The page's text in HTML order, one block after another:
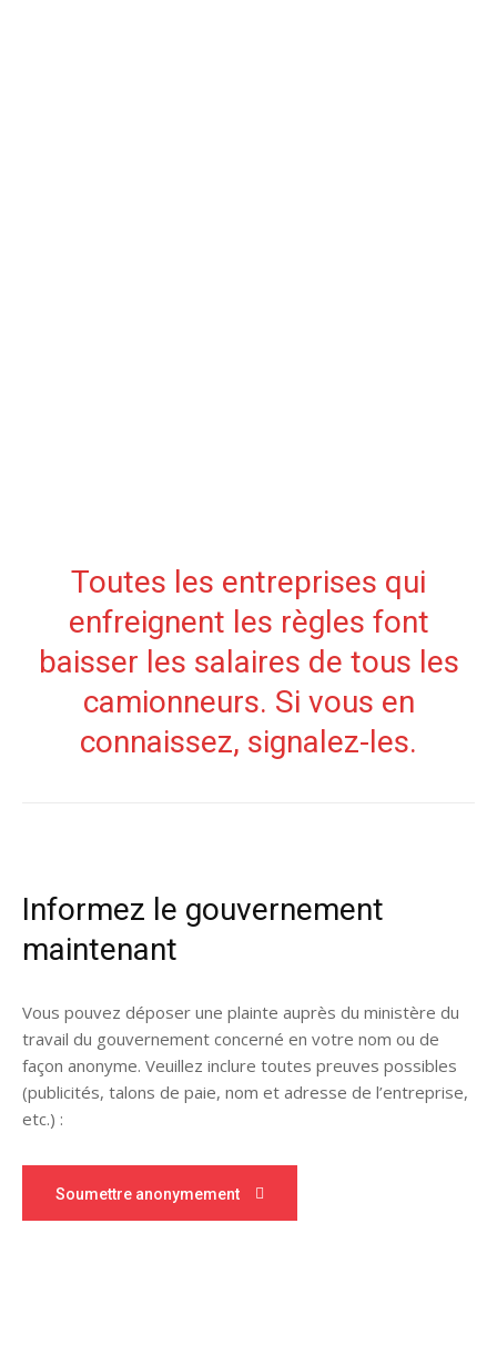
Toutes les entreprises qui
enfreignent les règles font
baisser les salaires de tous les
camionneurs. Si vous en
connaissez, signalez-les.
Informez le gouvernement
maintenant
Vous pouvez déposer une plainte auprès du ministère du
travail du gouvernement concerné en votre nom ou de
façon anonyme. Veuillez inclure toutes preuves possibles
(publicités, talons de paie, nom et adresse de l’entreprise,
etc.) :
Soumettre anonymement